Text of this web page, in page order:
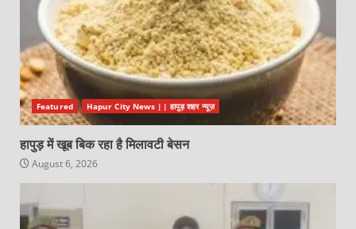
Featured Hapur City News || हापुड़ शहर न्यूज़
हापुड़ में खूब बिक रहा है मिलावटी बेसन
August 6, 2026